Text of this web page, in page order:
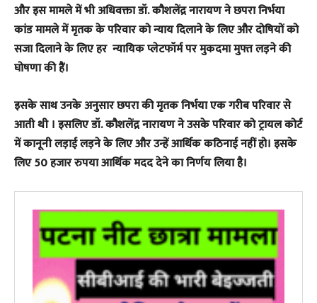
और इस मामले में भी अधिवक्ता डॉ. कौशलेंद्र नारायण ने छपरा निर्भया
कांड मामले में मृतक के परिवार को न्याय दिलाने के लिए और दोषियों को
सजा दिलाने के लिए हर न्यायिक प्लेटफॉर्म पर मुकदमा मुफ्त लड़ने की
घोषणा की हैं।
इसके साथ उनके अनुसार छपरा की मृतक निर्भया एक गरीब परिवार से
आती थी । इसलिए डॉ. कौशलेंद्र नारायण ने उसके परिवार को ट्रायल कोर्ट
में कानूनी लड़ाई लड़ने के लिए और उन्हें आर्थिक कठिनाई नहीं हो। इसके
लिए 50 हजार रुपया आर्थिक मदद देने का निर्णय लिया है।